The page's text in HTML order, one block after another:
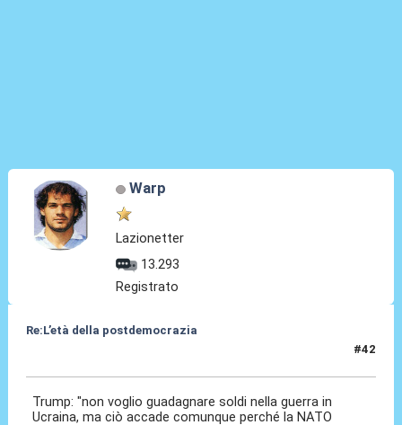
Warp
Lazionetter
13.293
Registrato
Re:L’età della postdemocrazia
#42
Trump: "non voglio guadagnare soldi nella guerra in
Ucraina, ma ciò accade comunque perché la NATO